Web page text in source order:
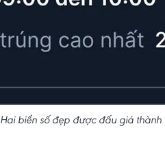
Hai biển số đẹp được đấu giá